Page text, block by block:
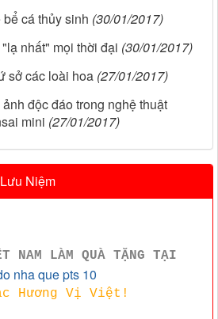
cá thủy sinh (30/01/2017)
nhất" mọi thời đại (30/01/2017)
sở các loài hoa (27/01/2017)
độc đáo trong nghệ thuật
mini (27/01/2017)
Niệm
NAM LÀM QUÀ TẶNG TẠI
Hương Vị Việt!